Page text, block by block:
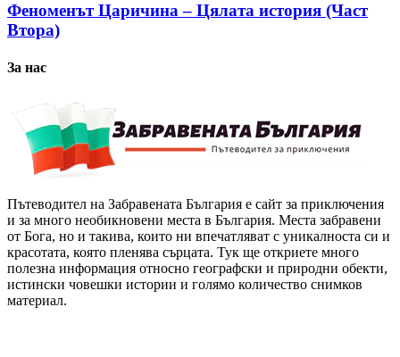
Феноменът Царичина – Цялата история (Част
Втора)
За нас
Пътеводител на Забравената България е сайт за приключения
и за много необикновени места в България. Места забравени
от Бога, но и такива, които ни впечатляват с уникалноста си и
красотата, която пленява сърцата. Тук ще откриете много
полезна информация относно географски и природни обекти,
истински човешки истории и голямо количество снимков
материал.